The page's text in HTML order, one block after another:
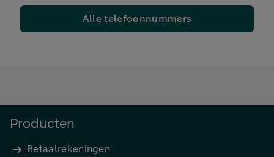
Alle telefoonnummers
Producten
Betaalrekeningen